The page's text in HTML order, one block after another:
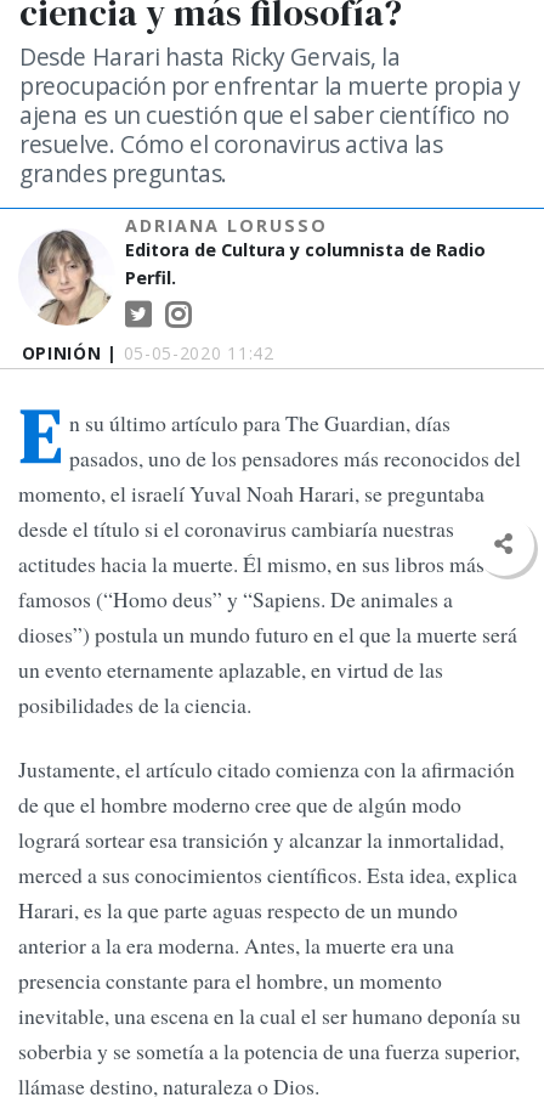
OPINIÓN | 05-05-2020 11:42
ciencia y más filosofía?
Desde Harari hasta Ricky Gervais, la
preocupación por enfrentar la muerte propia y
ajena es un cuestión que el saber científico no
resuelve. Cómo el coronavirus activa las
grandes preguntas.
ADRIANA LORUSSO
Editora de Cultura y columnista de Radio
Perfil.
E n su último artículo para The Guardian, días
pasados, uno de los pensadores más reconocidos del
momento, el israelí Yuval Noah Harari, se preguntaba
desde el título si el coronavirus cambiaría nuestras
actitudes hacia la muerte. Él mismo, en sus libros más
famosos (“Homo deus” y “Sapiens. De animales a
dioses”) postula un mundo futuro en el que la muerte será
un evento eternamente aplazable, en virtud de las
posibilidades de la ciencia.
Justamente, el artículo citado comienza con la afirmación
de que el hombre moderno cree que de algún modo
logrará sortear esa transición y alcanzar la inmortalidad,
merced a sus conocimientos científicos. Esta idea, explica
Harari, es la que parte aguas respecto de un mundo
anterior a la era moderna. Antes, la muerte era una
presencia constante para el hombre, un momento
inevitable, una escena en la cual el ser humano deponía su
soberbia y se sometía a la potencia de una fuerza superior,
llámase destino, naturaleza o Dios.